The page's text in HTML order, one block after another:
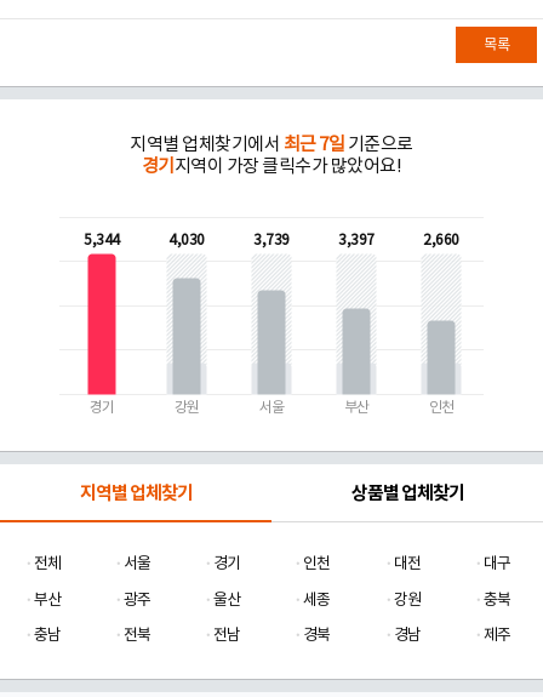
목록
지역별 업체찾기에서 최근 7일 기준으로
경기 지역이 가장 클릭수가 많았어요!
5,344
경기
4,030
강원
3,739
서울
3,397
부산
2,660
인천
지역별 업체찾기 상품별 업체찾기
전체 서울 경기 인천 대전
대구
부산
광주 울산 세종 강원
충북
충남
전북 전남 경북 경남 제주